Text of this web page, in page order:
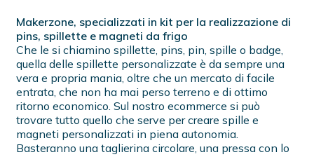
Makerzone, specializzati in kit per la realizzazione di
pins, spillette e magneti da frigo
Che le si chiamino spillette, pins, pin, spille o badge,
quella delle spillette personalizzate è da sempre una
vera e propria mania, oltre che un mercato di facile
entrata, che non ha mai perso terreno e di ottimo
ritorno economico. Sul nostro ecommerce si può
trovare tutto quello che serve per creare spille e
magneti personalizzati in piena autonomia.
Basteranno una taglierina circolare, una pressa con lo